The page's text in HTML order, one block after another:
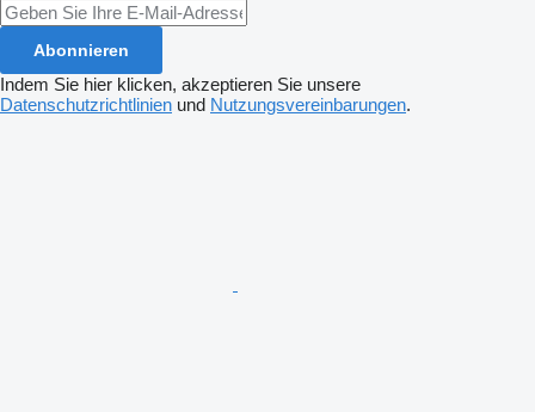
Abonnieren
Indem Sie hier klicken, akzeptieren Sie unsere
Datenschutzrichtlinien und Nutzungsvereinbarungen.